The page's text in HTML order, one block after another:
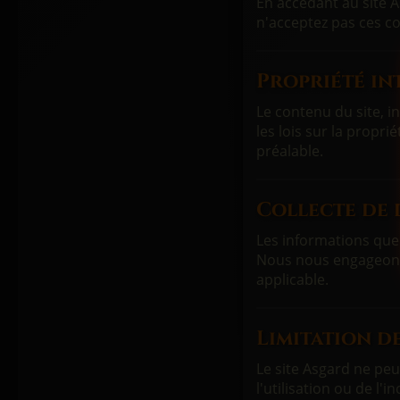
n'acceptez pas ces
Propriété
Le contenu du site,
les lois sur la
préalable.
Collecte de
Les informations
Nous nous
applicable.
Limitation
Le site Asgard ne
l'utilisation ou de